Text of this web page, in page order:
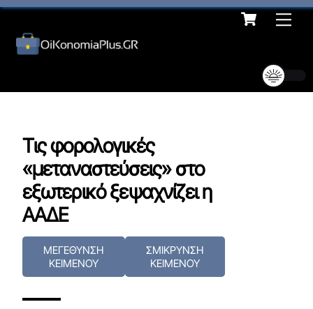
Skip
content
Cart
Τις φορολογικές
«μεταναστεύσεις» στο
εξωτερικό ξεψαχνίζει η
ΑΑΔΕ
ΜΕΓΕΘΥΝΣΗ
ΚΕΙΜΕΝΟΥ
ΣΜΙΚΡΥΝΣΗ
ΚΕΙΜΕΝΟΥ